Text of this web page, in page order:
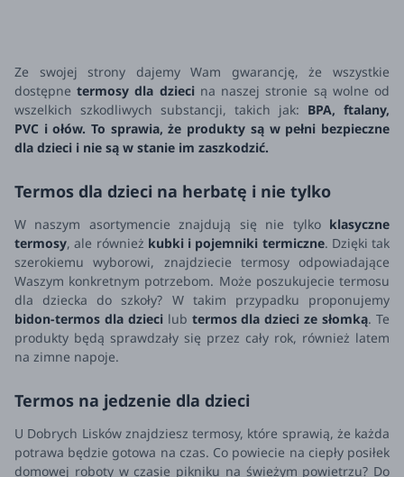
Ze swojej strony dajemy Wam gwarancję, że wszystkie
dostępne termosy dla dziecina naszej stronie są wolne od
wszelkich szkodliwych substancji, takich jak: BPA, ftalany,
PVC i ołów. To sprawia, że produkty są w pełni bezpieczne
dla dzieci i nie są w stanie im zaszkodzić.
Termos dla dzieci na herbatę i nie tylko
W naszym asortymencie znajdują się nie tylko klasyczne
termosy, ale również kubki i pojemniki termiczne. Dzięki tak
szerokiemu wyborowi, znajdziecie termosy odpowiadające
Waszym konkretnym potrzebom. Może poszukujecie termosu
dla dziecka do szkoły? W takim przypadku proponujemy
bidon-termos dla dziecilub termos dla dzieci ze słomką. Te
produkty będą sprawdzały się przez cały rok, również latem
na zimne napoje.
Termos na jedzenie dla dzieci
U Dobrych Lisków znajdziesz termosy, które sprawią, że każda
potrawa będzie gotowa na czas. Co powiecie na ciepły posiłek
domowej roboty w czasie pikniku na świeżym powietrzu? Do